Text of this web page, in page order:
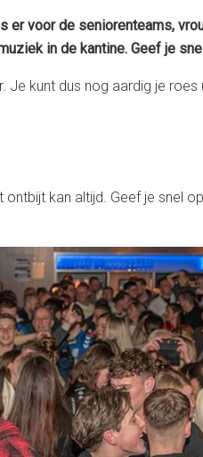
er voor de seniorenteams,
in de kantine. Geef je
kunt dus nog aardig je
kan altijd. Geef je snel